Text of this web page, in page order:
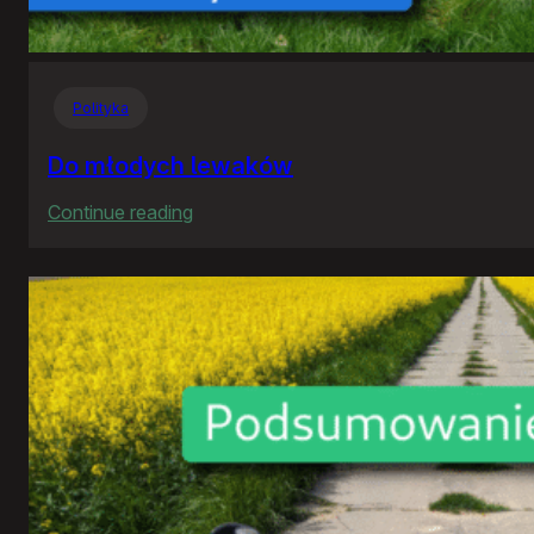
Polityka
Do młodych lewaków
Continue reading
młodych
lewaków